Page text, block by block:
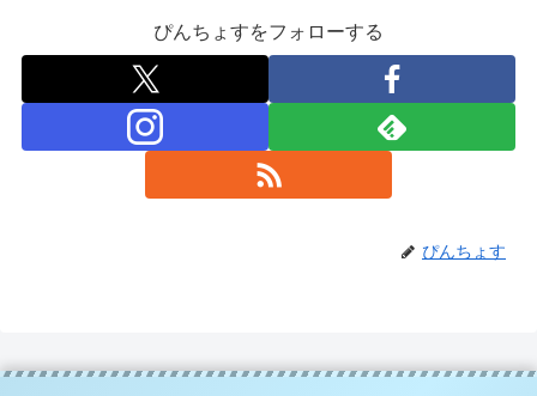
ぴんちょすをフォローする
ぴんちょす